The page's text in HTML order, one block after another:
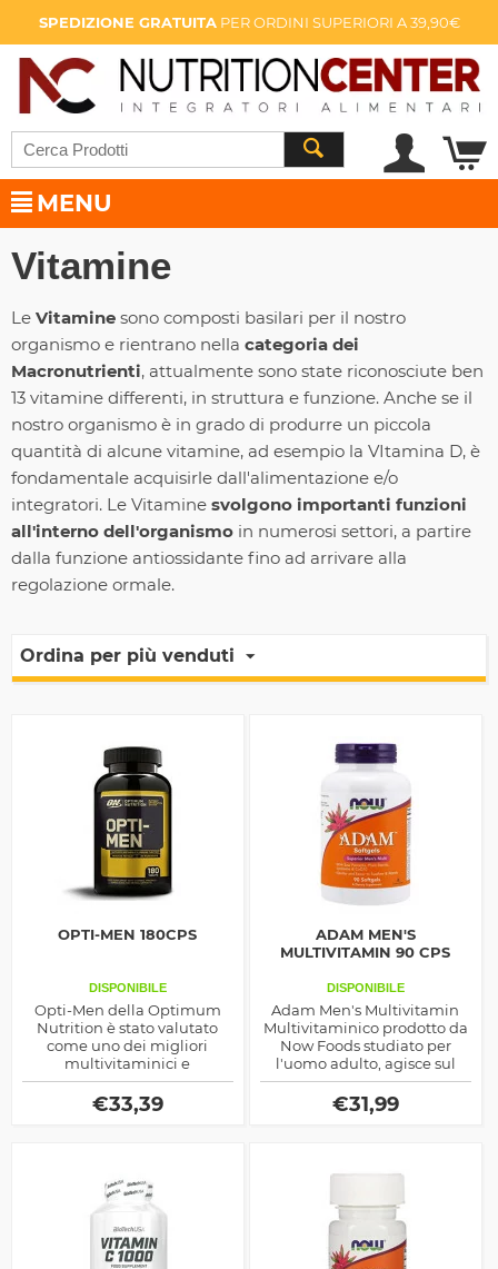
SPEDIZIONE GRATUITAPER ORDINI SUPERIORI A 39,90€
MENU
Vitamine
Le Vitamine sono composti basilari per il nostro
organismo e rientrano nella categoria dei
Macronutrienti, attualmente sono state riconosciute ben
13 vitamine differenti, in struttura e funzione. Anche se il
nostro organismo è in grado di produrre un piccola
quantità di alcune vitamine, ad esempio la VItamina D, è
fondamentale acquisirle dall'alimentazione e/o
integratori. Le Vitamine svolgono importanti funzioni
all'interno dell'organismo in numerosi settori, a partire
dalla funzione antiossidante fino ad arrivare alla
regolazione ormale.
Ordina per più venduti
OPTI-MEN 180CPS
DISPONIBILE
Opti-Men della Optimum
Nutrition è stato valutato
come uno dei migliori
multivitaminici e
multiminerale sul mercato,
ricco in antiossidante ed
enzimi digestivi
€33,39
ADAM MEN'S
MULTIVITAMIN 90 CPS
DISPONIBILE
Adam Men's Multivitamin
Multivitaminico prodotto da
Now Foods studiato per
l'uomo adulto, agisce sul
benessere e sull'energia del
corpo, arricchito con
composti ergogenici e di
€31,99